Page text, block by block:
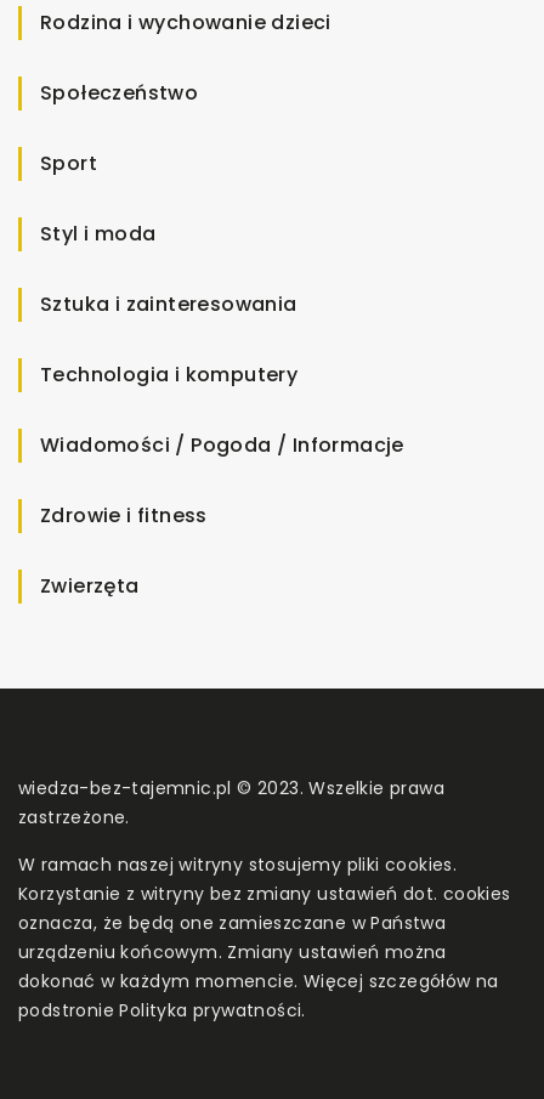
Rodzina i wychowanie dzieci
Społeczeństwo
Sport
Styl i moda
Sztuka i zainteresowania
Technologia i komputery
Wiadomości / Pogoda / Informacje
Zdrowie i fitness
Zwierzęta
wiedza-bez-tajemnic.pl © 2023. Wszelkie prawa
zastrzeżone.
W ramach naszej witryny stosujemy pliki cookies.
Korzystanie z witryny bez zmiany ustawień dot. cookies
oznacza, że będą one zamieszczane w Państwa
urządzeniu końcowym. Zmiany ustawień można
dokonać w każdym momencie. Więcej szczegółów na
podstroniePolityka prywatności.